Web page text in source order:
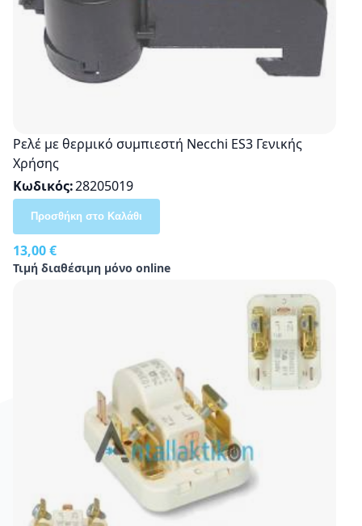
Ρελέ με θερμικό συμπιεστή Necchi ES3 Γενικής
Χρήσης
Κωδικός 28205019
13,00 €
Τιμή διαθέσιμη μόνο online
Προσθήκη στο Καλάθι